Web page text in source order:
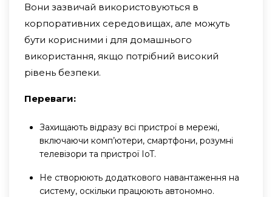
Вони зазвичай використовуються в
корпоративних середовищах, але можуть
бути корисними і для домашнього
використання, якщо потрібний високий
рівень безпеки.
Переваги:
Захищають відразу всі пристрої в мережі,
включаючи комп’ютери, смартфони, розумні
телевізори та пристрої IoT.
Не створюють додаткового навантаження на
систему, оскільки працюють автономно.